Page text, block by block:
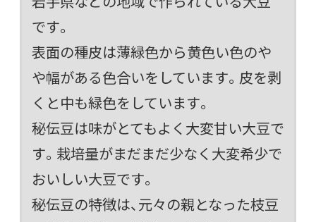
です。
表面の種皮は薄緑色から黄色い色のや
や幅がある色合いをしています。皮を剥
くと中も緑色をしています。
秘伝豆は味がとてもよく大変甘い大豆で
す。栽培量がまだまだ少なく大変希少で
おいしい大豆です。
秘伝豆の特徴は、元々の親となった枝豆